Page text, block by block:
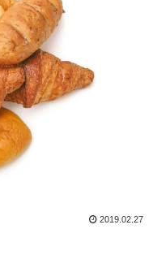
2019.02.27